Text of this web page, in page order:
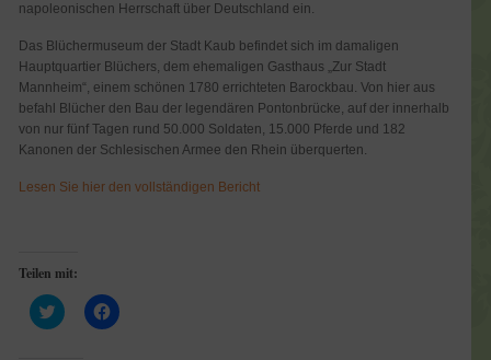
napoleonischen Herrschaft über Deutschland ein.
Das Blüchermuseum der Stadt Kaub befindet sich im damaligen
Hauptquartier Blüchers, dem ehemaligen Gasthaus „Zur Stadt
Mannheim“, einem schönen 1780 errichteten Barockbau. Von hier aus
befahl Blücher den Bau der legendären Pontonbrücke, auf der innerhalb
von nur fünf Tagen rund 50.000 Soldaten, 15.000 Pferde und 182
Kanonen der Schlesischen Armee den Rhein überquerten.
Lesen Sie hier den vollständigen Bericht
Teilen mit:
Klick,
um
Klick,
um